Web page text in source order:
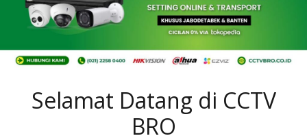
Selamat Datang di CCTV
BRO